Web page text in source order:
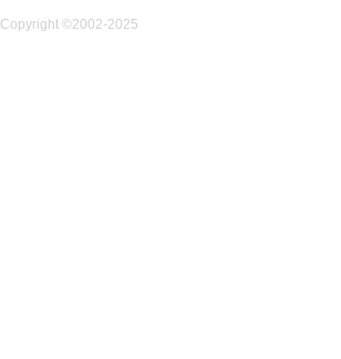
Copyright ©2002-2025